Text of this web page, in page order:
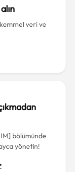
veri ve
bölümünde
yönetin!